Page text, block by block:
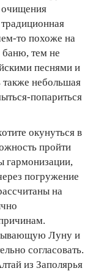
очищения
то похоже на
тем не
песнями и
небольшая
попариться
окунуться в
пройти
гармонизации,
погружение
на
Луну и
согласовать.
из Заполярья